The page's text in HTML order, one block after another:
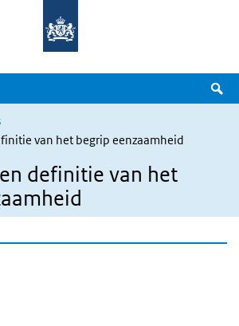
gaan
van het begrip eenzaamheid
definitie van het